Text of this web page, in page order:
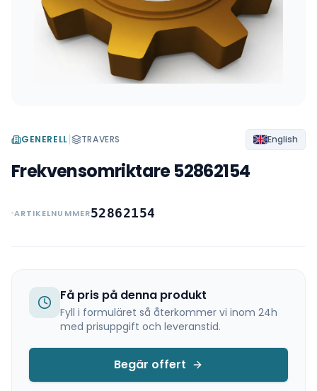
GENERELL| TRAVERS English
Frekvensomriktare 52862154
ARTIKELNUMMER52862154
Få pris på denna produkt
Fyll i formuläret så återkommer vi inom 24h
med prisuppgift och leveranstid.
Begär offert